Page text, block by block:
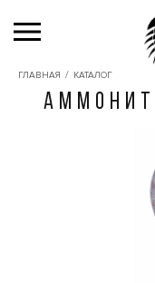
ГЛАВНАЯ / КАТАЛОГ
АММОНИТ